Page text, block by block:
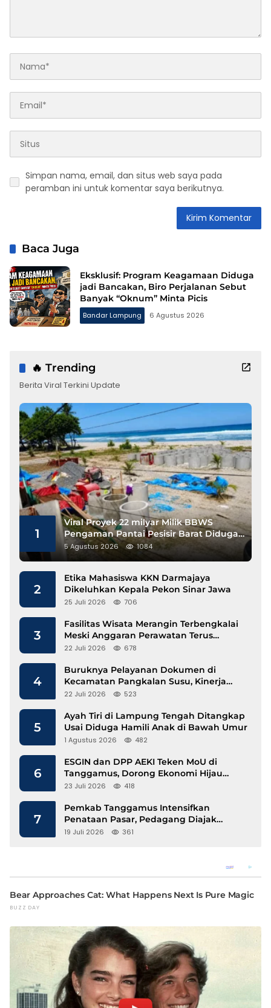
Simpan nama, email, dan situs web saya pada
peramban ini untuk komentar saya berikutnya.
Baca Juga
Eksklusif: Program Keagamaan Diduga
jadi Bancakan, Biro Perjalanan Sebut
Banyak “Oknum” Minta Picis
Bandar Lampung 6 Agustus 2026
🔥 Trending
Berita Viral Terkini Update
1
Viral Proyek 22 milyar Milik BBWS
Pengaman Pantai Pesisir Barat Diduga
Gunakan Besi Banci
5 Agustus 2026 1084
2
Etika Mahasiswa KKN Darmajaya
Dikeluhkan Kepala Pekon Sinar Jawa
25 Juli 2026 706
3
Fasilitas Wisata Merangin Terbengkalai
Meski Anggaran Perawatan Terus
Mengalir
22 Juli 2026 678
4
Buruknya Pelayanan Dokumen di
Kecamatan Pangkalan Susu, Kinerja
Disdukcapil Langkat Disorot
22 Juli 2026 523
5
Ayah Tiri di Lampung Tengah Ditangkap
Usai Diduga Hamili Anak di Bawah Umur
1 Agustus 2026 482
6
ESGIN dan DPP AEKI Teken MoU di
Tanggamus, Dorong Ekonomi Hijau
Berbasis Kopi dan Perdagangan Karbon
23 Juli 2026 418
7
Pemkab Tanggamus Intensifkan
Penataan Pasar, Pedagang Diajak
Tempati Pasar Modern Talang Padang
19 Juli 2026 361